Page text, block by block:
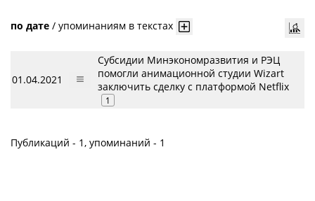
по дате / упоминаниям в текстах
01.04.2021
Субсидии Минэкономразвития и РЭЦ
помогли анимационной студии Wizart
заключить сделку с платформой Netflix
1
Публикаций - 1, упоминаний - 1